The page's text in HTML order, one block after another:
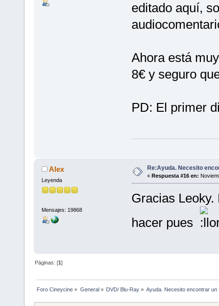
editado aquí,
Ahora está
8€ y seguro
PD: El primer
Alex
Leyenda
Mensajes: 19868
Re:Ayuda. Necesito
« Respuesta #16 en:
Gracias
hacer pues
Páginas: [1]
Foro Cineycine » General» DVD/ Blu-Ray» Ayuda. Necesito encontrar un